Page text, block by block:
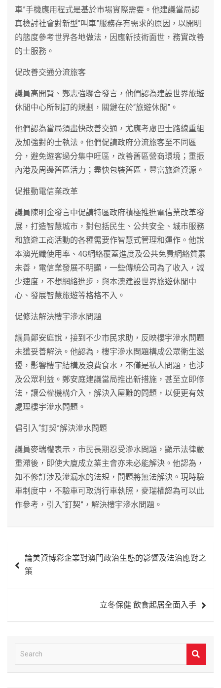
車”手機應用程式是基於市場實際需要。他建議當局認
真檢討社會對新型“叫車”服務存有需求的原因，以開明
的態度參考世界各地做法，因應新技術面世，務實改善
的士服務。
促改善交通分流旅客
議員高開賢、鄭志強聯合發言，他們認為建設世界旅遊
休閒中心所制訂的規劃，關鍵在於“旅遊休閒”。
他們認為當局須盡快改善交通，尤應考慮巴士路線重組
及加強對的士執法。他們促請政府分流旅客至不同區
分，避免遊客過分集中旺區，改善舊區營商環境；重振
內港及周邊舊區活力；盡快包裝舊區，豐富旅遊資源。
促推動電信業改革
議員陳明金發言中促請特區政府積極推進電信業改革發
展，打造智慧城市，對包括民生、公共安全、城市服務
和旅遊工商活動的各種需要作智慧式管理和運作。他說
本澳光纖使用率、4G網絡覆蓋進度及公共免費網絡質素
未善，電信業發展不明顯，一些傳統公司為了收入，減
少速度，不想網絡進步，與本澳建設世界旅遊休閒中
心、發展智慧旅遊等格格不入。
促修法解決樓宇滲水問題
議員鄭安庭說，接到不少市民求助，反映樓宇滲水問題
未獲妥善解決。他認為，樓宇滲水問題構成公眾衛生滋
擾，影響樓宇結構及浪費食水，不僅是私人問題，也涉
及公眾利益。鄭安庭建議當局推出新措施，甚至立即修
法，讓公權機構介入，解決入屋難的問題，以便更有效
處理樓宇滲水問題。
倡引入“釘契”解決滲水問題
議員麥瑞權表示，市民長期忍受滲水問題，顯示法律嚴
重滯後，即使大廈成立業主會亦未必能解決。他認為，
如不修訂涉及滲漏水的法規，問題將無法解決。現時驗
車制度中，不驗車可取消行車執照，麥瑞權認為可以此
作參考，引入“釘契”，解決樓宇滲水問題。
章 論美資博彩企業對澳門政治生態的影響及法治應對之
策
立冬保健 飲食起居全面入手
e